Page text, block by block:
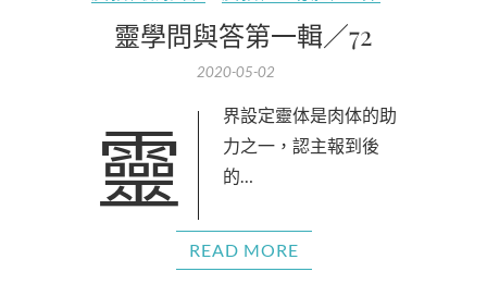
靈學問與答第一輯／72
2020-05-02
靈界設定靈体是肉体的助
力之一，認主報到後
的…
READ MORE